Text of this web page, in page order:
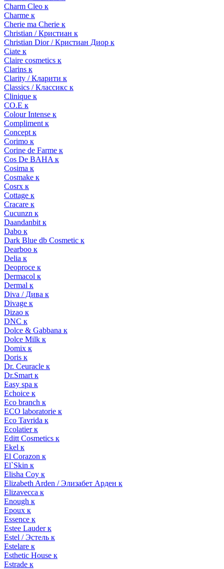
Charm Cleo к
Charme к
Cherie ma Cherie к
Christian / Кристиан к
Christian Dior / Кристиан Диор к
Ciate к
Claire cosmetics к
Clarins к
Clarity / Кларити к
Classics / Классикс к
Clinique к
CO.E к
Colour Intense к
Compliment к
Concept к
Corimo к
Corine de Farme к
Cos De BAHA к
Cosima к
Cosmake к
Cosrx к
Cottage к
Cracare к
Cucunzn к
Daandanbit к
Dabo к
Dark Blue db Cosmetic к
Dearboo к
Delia к
Deoproce к
Dermacol к
Dermal к
Diva / Дива к
Divage к
Dizao к
DNC к
Dolce & Gabbana к
Dolce Milk к
Domix к
Doris к
Dr. Ceuracle к
Dr.Smart к
Easy spa к
Echoice к
Eco branch к
ECO laboratorie к
Eco Tavrida к
Ecolatier к
Editt Cosmetics к
Ekel к
El Corazon к
El`Skin к
Elisha Coy к
Elizabeth Arden / Элизабет Арден к
Elizavecca к
Enough к
Epoux к
Essence к
Estee Lauder к
Estel / Эстель к
Estelare к
Esthetic House к
Estrade к